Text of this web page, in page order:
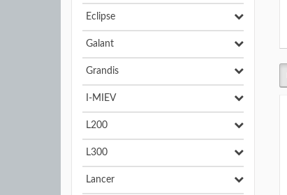
Eclipse
Galant
Grandis
I-MIEV
L200
L300
Lancer